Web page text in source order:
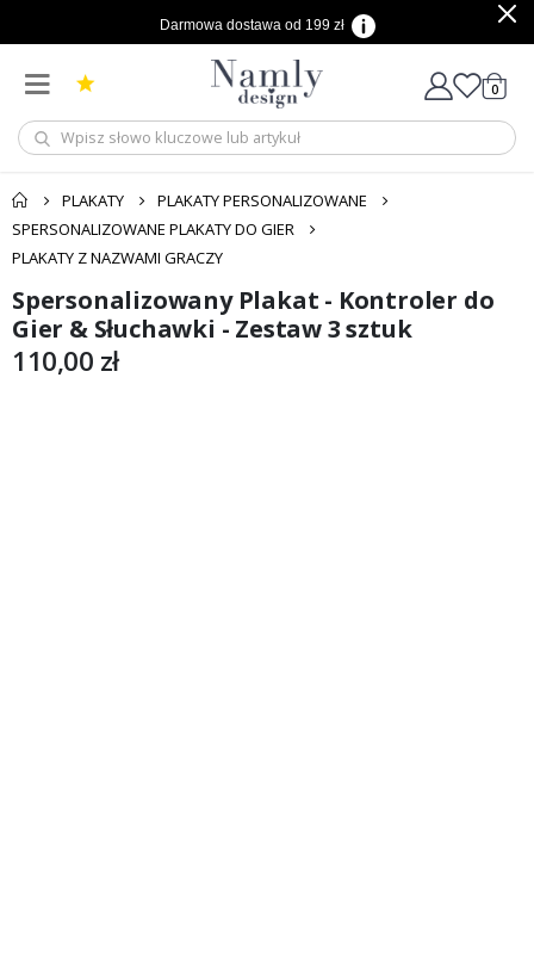
Darmowa dostawa od 199 zł
Cart
0
PLAKATY
PLAKATY PERSONALIZOWANE
SPERSONALIZOWANE PLAKATY DO GIER
PLAKATY Z NAZWAMI GRACZY
Przejdź
na
koniec
galerii
Przejdź
na
początek
galerii
Spersonalizowany Plakat - Kontroler do
Gier & Słuchawki - Zestaw 3 sztuk
110,00 zł